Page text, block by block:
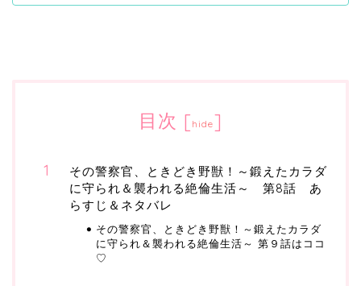
目次 [ hide]
その警察官、ときどき野獣！～鍛えたカラダ
に守られ＆襲われる絶倫生活～ 第8話 あ
らすじ＆ネタバレ
その警察官、ときどき野獣！～鍛えたカラダ
に守られ＆襲われる絶倫生活～ 第９話はココ
♡